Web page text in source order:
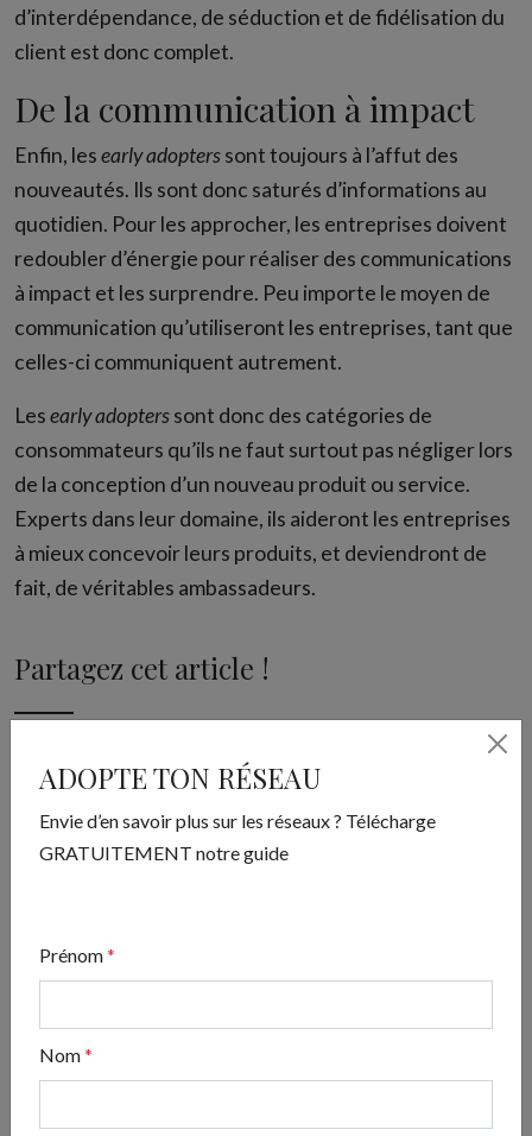
ADOPTE TON RÉSEAU
Envie d’en savoir plus sur les réseaux ? Télécharge
GRATUITEMENT notre guide
Prénom*
Nom*
d’interdépendance, de séduction et de fidélisation du
client est donc complet.
De la communication à impact
Enfin, lesearly adopterssont toujours à l’affut des
nouveautés. Ils sont donc saturés d’informations au
quotidien. Pour les approcher, les entreprises doivent
redoubler d’énergie pour réaliser des communications
à impact et les surprendre. Peu importe le moyen de
communication qu’utiliseront les entreprises, tant que
celles-ci communiquent autrement.
Lesearly adopterssont donc des catégories de
consommateurs qu’ils ne faut surtout pas négliger lors
de la conception d’un nouveau produit ou service.
Experts dans leur domaine, ils aideront les entreprises
à mieux concevoir leurs produits, et deviendront de
fait, de véritables ambassadeurs.
Partagez cet article !